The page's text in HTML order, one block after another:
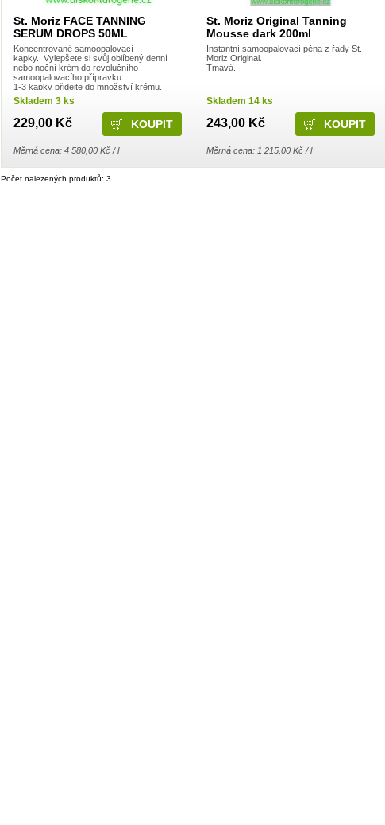
St. Moriz FACE TANNING
SERUM DROPS 50ML
Koncentrované samoopalovací
kapky. Vylepšete si svůj oblíbený denní
nebo noční krém do revolučního
samoopalovacího přípravku.
1-3 kapky přidejte do množství krému,
který si běžně aplikujete na obličej. Vytvoří
přirozeně vypadající opálení obličeje po
Skladem 3 ks
229,00 Kč
Měrná cena: 4 580,00 Kč / l
St. Moriz Original Tanning
Mousse dark 200ml
Instantní samoopalovací pěna z řady St.
Moriz Original.
Tmavá.
Skladem 14 ks
243,00 Kč
Měrná cena: 1 215,00 Kč / l
Počet nalezených produktů: 3